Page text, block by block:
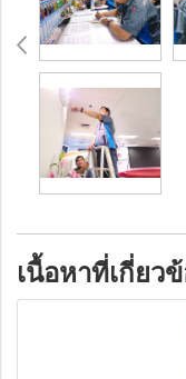
เนื้อหาที่เกี่ยว